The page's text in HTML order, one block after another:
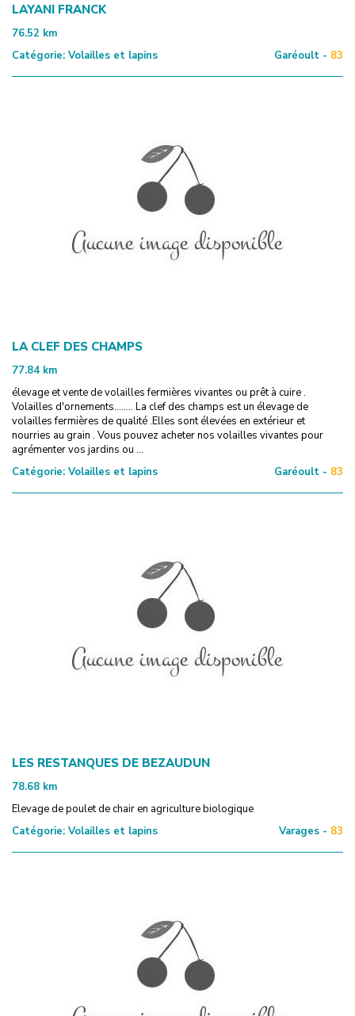
LAYANI FRANCK
76.52 km
Catégorie: Volailles et lapins Garéoult - 83
LA CLEF DES CHAMPS
77.84 km
élevage et vente de volailles fermières vivantes ou prêt à cuire .
Volailles d'ornements........ La clef des champs est un élevage de
volailles fermières de qualité .Elles sont élevées en extérieur et
nourries au grain . Vous pouvez acheter nos volailles vivantes pour
agrémenter vos jardins ou ...
Catégorie: Volailles et lapins Garéoult - 83
LES RESTANQUES DE BEZAUDUN
78.68 km
Elevage de poulet de chair en agriculture biologique
Catégorie: Volailles et lapins Varages - 83